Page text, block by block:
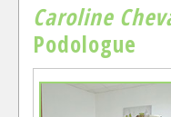
Caroline
Podologue